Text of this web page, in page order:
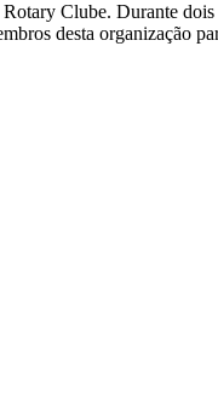
Clube. Durante dois
desta organização